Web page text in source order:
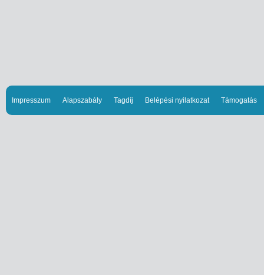
Impresszum Alapszabály Tagdíj Belépési nyilatkozat Támogatás